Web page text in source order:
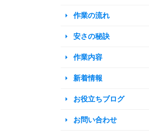
作業の流れ
安さの秘訣
作業内容
新着情報
お役立ちブログ
お問い合わせ